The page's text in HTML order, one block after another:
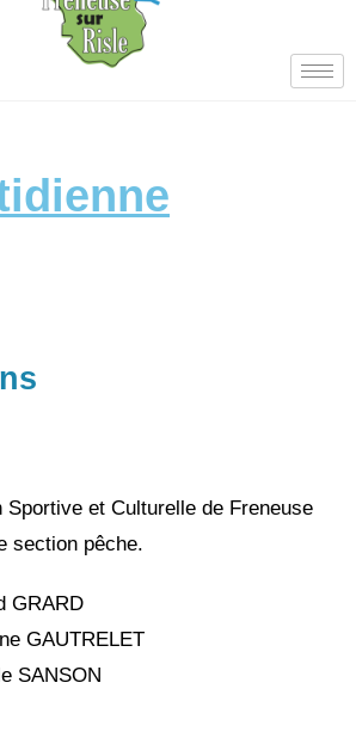
et Culturelle de Freneuse
section pêche.
GRARD
GAUTRELET
SANSON